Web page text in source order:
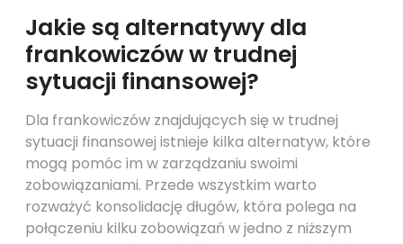
Jakie są alternatywy dla
frankowiczów w trudnej
sytuacji finansowej?
Dla frankowiczów znajdujących się w trudnej
sytuacji finansowej istnieje kilka alternatyw, które
mogą pomóc im w zarządzaniu swoimi
zobowiązaniami. Przede wszystkim warto
rozważyć konsolidację długów, która polega na
połączeniu kilku zobowiązań w jedno z niższym